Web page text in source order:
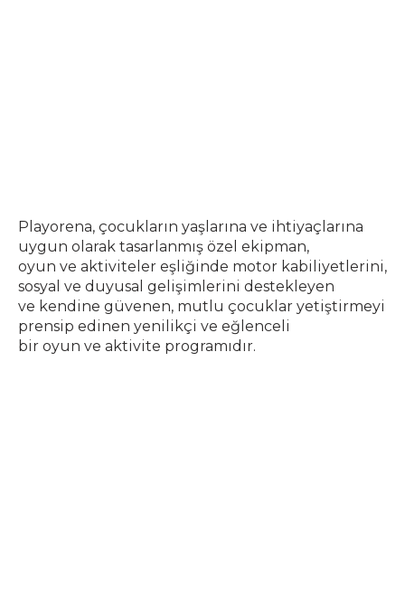
Playorena, çocukların yaşlarına ve ihtiyaçlarına
uygun olarak tasarlanmış özel ekipman,
oyun ve aktiviteler eşliğinde motor kabiliyetlerini,
sosyal ve duyusal gelişimlerini destekleyen
ve kendine güvenen, mutlu çocuklar yetiştirmeyi
prensip edinen yenilikçi ve eğlenceli
bir oyun ve aktivite programıdır.